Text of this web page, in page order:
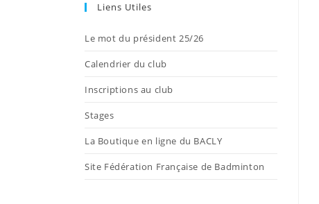
Liens Utiles
Le mot du président 25/26
Calendrier du club
Inscriptions au club
Stages
La Boutique en ligne du BACLY
Site Fédération Française de Badminton